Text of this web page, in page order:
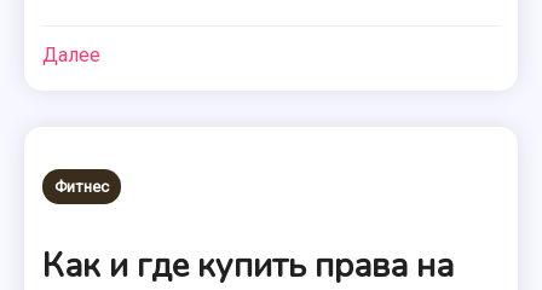
Далее
Фитнес
Как и где купить права на